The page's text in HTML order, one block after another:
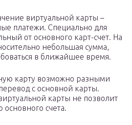
виртуальной карты –
платежи. Специально для
от основного карт-счет. На
небольшая сумма,
в ближайшее время.
карту возможно разными
с основной карты.
карты не позволит
основного счета.